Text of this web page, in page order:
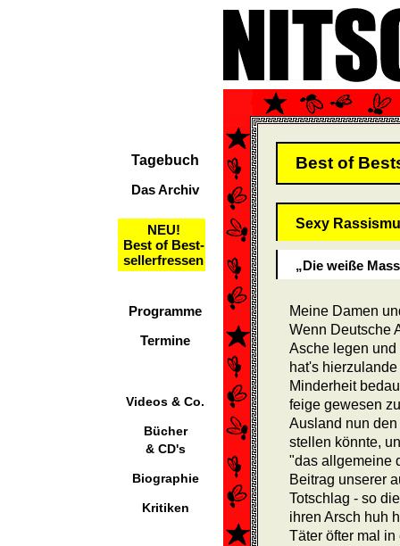
Tagebuch
Das Archiv
NEU!
Best of Best-
sellerfressen
Programme
Termine
Videos & Co.
Bücher
& CD's
Biographie
Kritiken
Best of
Sexy
„Die weiße
Meine Damen
Wenn Deutsche
Asche legen
hat's
Minderheit
feige gewesen
Ausland nun
stellen könnte,
"das allgemeine
Beitrag unserer
Totschlag - so
ihren Arsch huh
Täter öfter mal